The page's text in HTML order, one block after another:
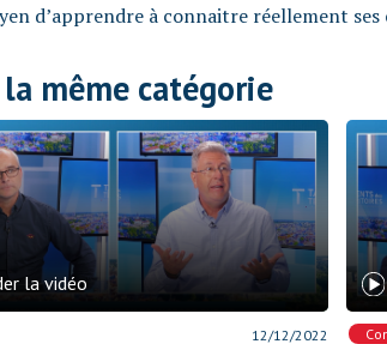
d’apprendre à connaitre réellement ses
la même catégorie
la vidéo
12/12/2022